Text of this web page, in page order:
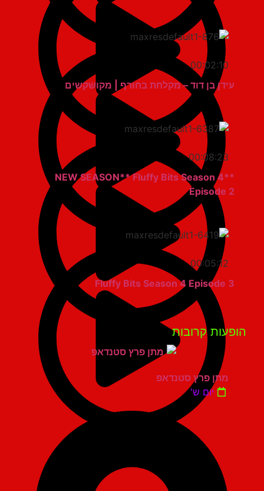
00:02:10
עידן בן דוד – מקלחת בחורף | מקושקשים
00:08:23
**NEW SEASON** Fluffy Bits Season 4
Episode 2
00:05:12
Fluffy Bits Season 4 Episode 3
קרובות
מתן פרץ סטנדאפ
יום ש'